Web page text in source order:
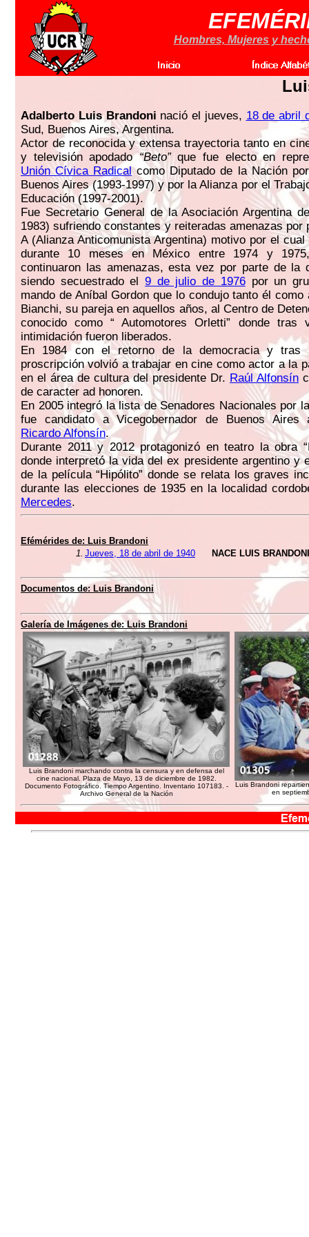
Hombres, Mujeres y
Adalberto Luis Brandoni nació el jueves, 18 de abril
Sud, Buenos Aires, Argentina.
Actor de reconocida y extensa trayectoria tanto en
y televisión apodado“Beto”que fue electo en
Unión Cívica Radicalcomo Diputado de la Nación
Buenos Aires (1993-1997) y por la Alianza por el
Educación (1997-2001).
Fue Secretario General de la Asociación Argentina
1983) sufriendo constantes y reiteradas amenazas por
A (Alianza Anticomunista Argentina) motivo por el
durante 10 meses en México entre 1974 y
continuaron las amenazas, esta vez por parte de la
siendo secuestrado el9 de julio de 1976por un
mando de Aníbal Gordon que lo condujo tanto él
Bianchi, su pareja en aquellos años, al Centro de
conocido como “ Automotores Orletti” donde tras
intimidación fueron liberados.
En 1984 con el retorno de la democracia y tras
proscripción volvió a trabajar en cine como actor a la
en el área de cultura del presidente Dr. Raúl Alfonsín
de caracter ad honoren.
En 2005 integró la lista de Senadores Nacionales por
fue candidato a Vicegobernador de Buenos Aires
Ricardo Alfonsín.
Durante 2011 y 2012 protagonizó en teatro la obra
donde interpretó la vida del ex presidente argentino y
de la película “Hipólito” donde se relata los graves
durante las elecciones de 1935 en la localidad
Mercedes.
Efémérides de: Luis Brandoni
1. Jueves, 18 de abril de 1940 NACE LUIS BRANDONI
Documentos de: Luis Brandoni
Galería de Imágenes de:Luis Brandoni
Luis Brandoni marchando contra la censura y en defensa del
cine nacional. Plaza de Mayo, 13 de diciembre de 1982.
Documento Fotográfico. Tiempo Argentino. Inventario 107183. -
Archivo General de la Nación
Luis Brandoni
en